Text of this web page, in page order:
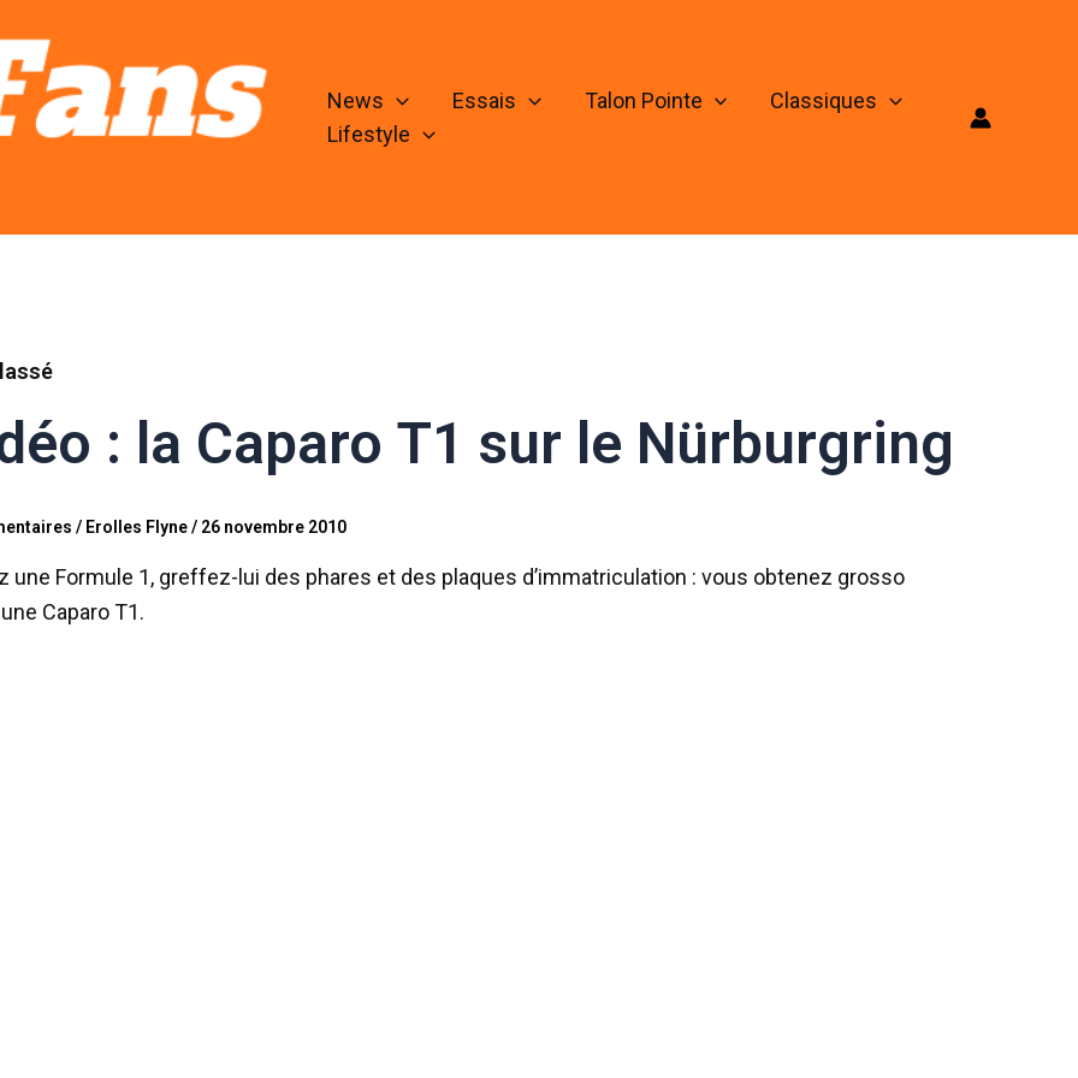
News Essais Talon Pointe
Classiques
Lifestyle
: la Caparo T1 sur le Nürburgring
/ Erolles Flyne/ 26 novembre 2010
une Formule 1, greffez-lui des phares et des plaques d’immatriculation : vous obtenez grosso
Caparo T1.